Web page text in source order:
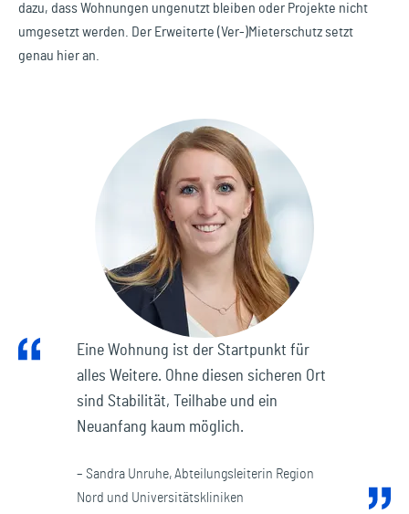
dazu, dass Wohnungen ungenutzt bleiben oder Projekte nicht
umgesetzt werden. Der Erweiterte (Ver-)Mieterschutz setzt
genau hier an.
Eine Wohnung ist der Startpunkt für
alles Weitere. Ohne diesen sicheren Ort
sind Stabilität, Teilhabe und ein
Neuanfang kaum möglich.
– Sandra Unruhe, Abteilungsleiterin Region
Nord und Universitätskliniken